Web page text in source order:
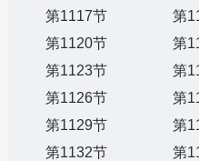
第1117节
第
第1120节
第
第1123节
第
第1126节
第
第1129节
第
第1132节
第